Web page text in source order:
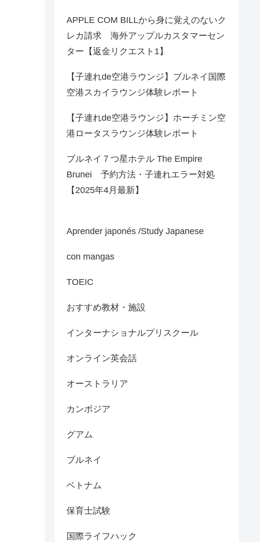
APPLE COM BILLから身に覚えのないク
レカ請求 海外アップルカスタマーセン
ター【返金リクエスト1】
【子連れde空港ラウンジ】ブルネイ国際
空港スカイラウンジ体験レポート
【子連れde空港ラウンジ】ホーチミン空
港ロータスラウンジ体験レポート
ブルネイ７つ星ホテル The Empire
Brunei 予約方法・子連れエラー対処
【2025年4月最新】
Aprender japonés /Study Japanese
con mangas
TOEIC
おすすめ教材・施設
インターナショナルプリスクール
オンライン英会話
オーストラリア
カンボジア
グアム
ブルネイ
ベトナム
保育士試験
国際ライフハック